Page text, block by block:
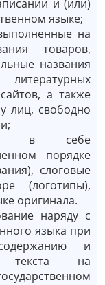
и (или)
языке;
на
товаров,
названия
а также
лиц, свободно
в себе
порядке
слоговые
(логотипы),
оригинала.
наряду с
языка при
и
текста на